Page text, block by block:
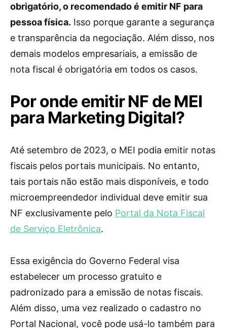
obrigatório, o recomendado é emitir NF para
pessoa física. Isso porque garante a segurança
e transparência da negociação. Além disso, nos
demais modelos empresariais, a emissão de
nota fiscal é obrigatória em todos os casos.
Por onde emitir NF de MEI
para Marketing Digital?
Até setembro de 2023, o MEI podia emitir notas
fiscais pelos portais municipais. No entanto,
tais portais não estão mais disponíveis, e todo
microempreendedor individual deve emitir sua
NF exclusivamente pelo Portal da Nota Fiscal
de Serviço Eletrônica.
Essa exigência do Governo Federal visa
estabelecer um processo gratuito e
padronizado para a emissão de notas fiscais.
Além disso, uma vez realizado o cadastro no
Portal Nacional, você pode usá-lo também para